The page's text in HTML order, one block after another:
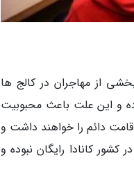
از مهاجران در کالج ها
و این علت باعث محبوبیت
دائم را خواهند داشت و
کشور کانادا رایگان نبوده و